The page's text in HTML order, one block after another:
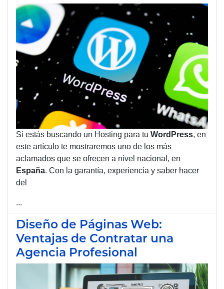
Si estás buscando un Hosting para tu WordPress, en
este artículo te mostraremos uno de los más
aclamados que se ofrecen a nivel nacional, en
España. Con la garantía, experiencia y saber hacer
del
...
Diseño de Páginas Web:
Ventajas de Contratar una
Agencia Profesional